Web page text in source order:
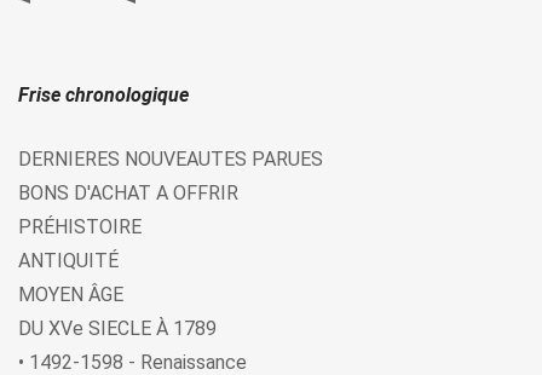
Frise chronologique
DERNIERES NOUVEAUTES PARUES
BONS D'ACHAT A OFFRIR
PRÉHISTOIRE
ANTIQUITÉ
MOYEN ÂGE
DU XVe SIECLE À 1789
• 1492-1598 - Renaissance